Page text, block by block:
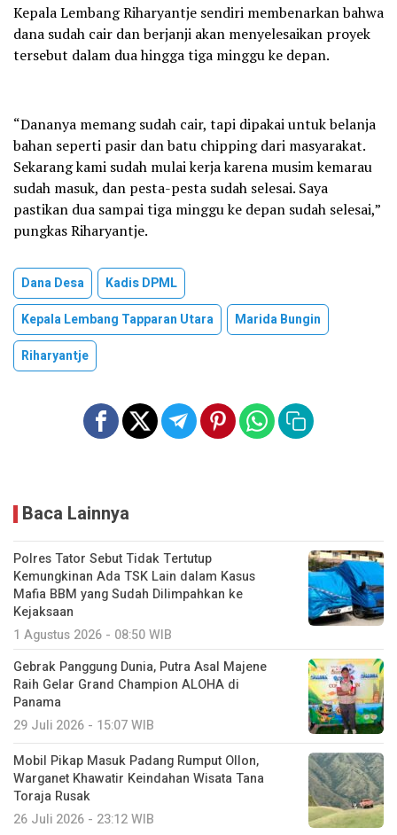
Kepala Lembang Riharyantje sendiri membenarkan bahwa
dana sudah cair dan berjanji akan menyelesaikan proyek
tersebut dalam dua hingga tiga minggu ke depan.
“Dananya memang sudah cair, tapi dipakai untuk belanja
bahan seperti pasir dan batu chipping dari masyarakat.
Sekarang kami sudah mulai kerja karena musim kemarau
sudah masuk, dan pesta-pesta sudah selesai. Saya
pastikan dua sampai tiga minggu ke depan sudah selesai,”
pungkas Riharyantje.
Dana Desa
Kadis DPML
Kepala Lembang Tapparan Utara
Marida Bungin
Riharyantje
Baca Lainnya
Polres Tator Sebut Tidak Tertutup
Kemungkinan Ada TSK Lain dalam Kasus
Mafia BBM yang Sudah Dilimpahkan ke
Kejaksaan
1 Agustus 2026 - 08:50 WIB
Gebrak Panggung Dunia, Putra Asal Majene
Raih Gelar Grand Champion ALOHA di
Panama
29 Juli 2026 - 15:07 WIB
Mobil Pikap Masuk Padang Rumput Ollon,
Warganet Khawatir Keindahan Wisata Tana
Toraja Rusak
26 Juli 2026 - 23:12 WIB